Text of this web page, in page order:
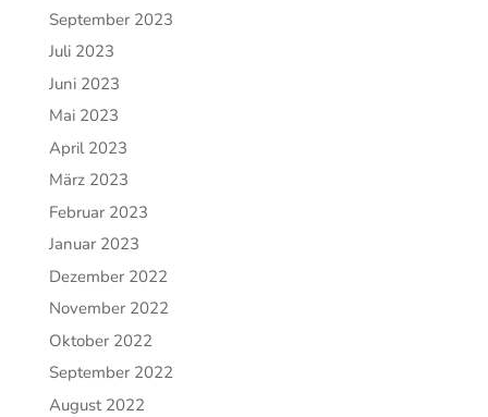
September 2023
Juli 2023
Juni 2023
Mai 2023
April 2023
März 2023
Februar 2023
Januar 2023
Dezember 2022
November 2022
Oktober 2022
September 2022
August 2022